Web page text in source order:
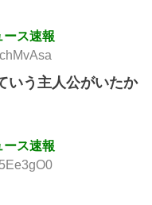
ース速報
いう主人公がいたか
ース速報